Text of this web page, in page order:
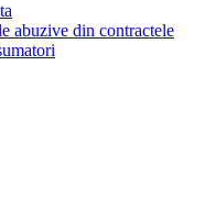
abuzive din contractele